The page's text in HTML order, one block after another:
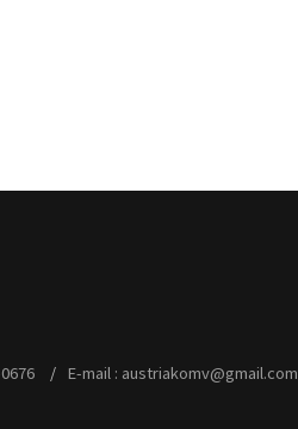
E-mail : austriakomv@gmail.com